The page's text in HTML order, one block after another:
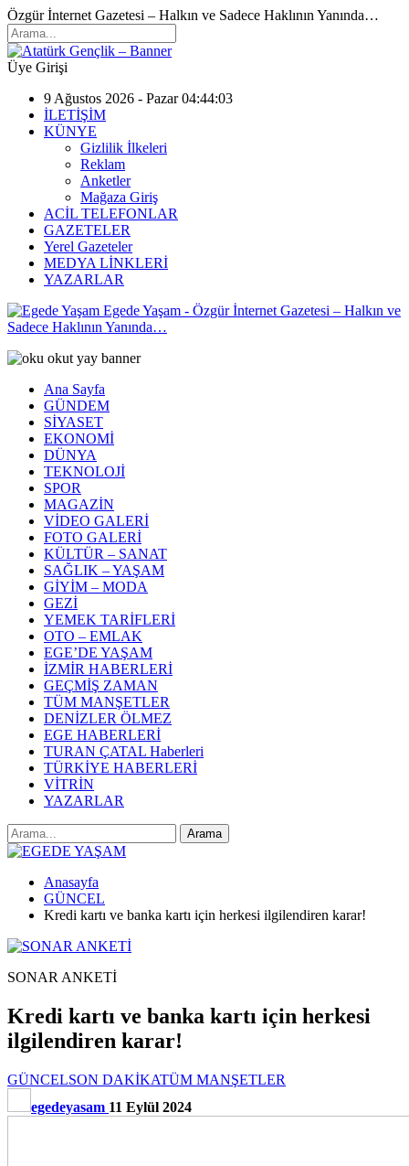
Özgür İnternet Gazetesi – Halkın ve Sadece Haklının Yanında…
Üye Girişi
9 Ağustos 2026 - Pazar 04:44:03
İLETİŞİM
KÜNYE
Gizlilik İlkeleri
Reklam
Anketler
Mağaza Giriş
ACİL TELEFONLAR
GAZETELER
Yerel Gazeteler
MEDYA LİNKLERİ
YAZARLAR
Egede Yaşam - Özgür İnternet Gazetesi – Halkın ve
Sadece Haklının Yanında…
Ana Sayfa
GÜNDEM
SİYASET
EKONOMİ
DÜNYA
TEKNOLOJİ
SPOR
MAGAZİN
VİDEO GALERİ
FOTO GALERİ
KÜLTÜR – SANAT
SAĞLIK – YAŞAM
GİYİM – MODA
GEZİ
YEMEK TARİFLERİ
OTO – EMLAK
EGE’DE YAŞAM
İZMİR HABERLERİ
GEÇMİŞ ZAMAN
TÜM MANŞETLER
DENİZLER ÖLMEZ
EGE HABERLERİ
TURAN ÇATAL Haberleri
TÜRKİYE HABERLERİ
VİTRİN
YAZARLAR
Anasayfa
GÜNCEL
Kredi kartı ve banka kartı için herkesi ilgilendiren karar!
SONAR ANKETİ
Kredi kartı ve banka kartı için herkesi
ilgilendiren karar!
GÜNCELSON DAKİKATÜM MANŞETLER
egedeyasam 11 Eylül 2024